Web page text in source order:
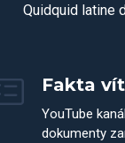
Quidquid latine
Fakta
YouTube
dokumenty